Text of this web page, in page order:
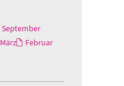
September
März
Februar